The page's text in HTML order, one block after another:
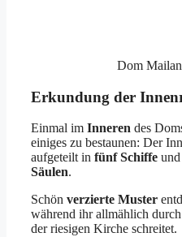
Dom
Erkundung der
Einmal im Inneren des
einiges zu bestaunen: Der
aufgeteilt in fünf Schiffe
Säulen.
Schön verzierte Muster
während ihr allmählich
der riesigen Kirche schreitet.